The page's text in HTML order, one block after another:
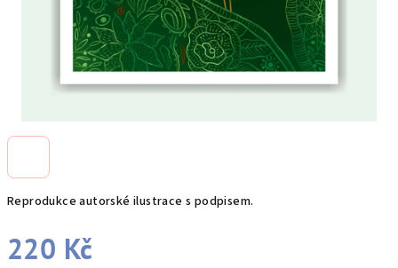
Reprodukce autorské ilustrace s podpisem.
220 Kč